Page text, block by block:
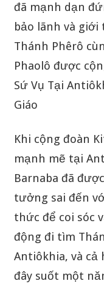
đã mạnh dạn
bảo lãnh và giới
Thánh Phêrô
Phaolô được
Sứ Vụ Tại
Giáo
Khi cộng đoàn
mạnh mẽ tại
Barnaba đã
tưởng sai đến
thức để coi sóc
động đi tìm
Antiôkhia, và cả
đây suốt một